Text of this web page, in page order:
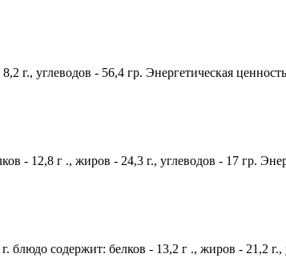
г., углеводов - 56,4 гр. Энергетическая
- 12,8 г ., жиров - 24,3 г., углеводов - 17 гр.
содержит: белков - 13,2 г ., жиров - 21,2 г.,